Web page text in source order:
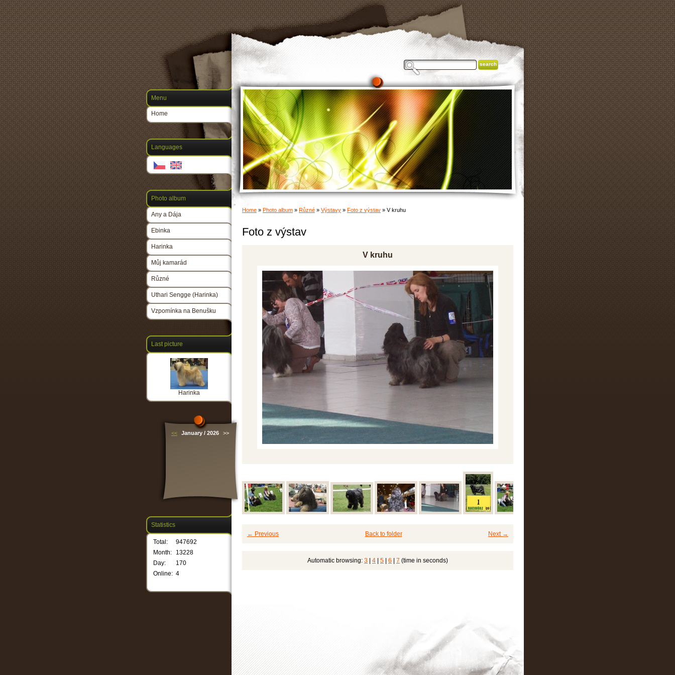
Home » Photo album » Různé » Výstavy » Foto z výstav » V kruhu
Foto z výstav
V kruhu
← Previous Next →
Back to folder
Automatic browsing: 3 4 5 6 7 (time in seconds)
Menu
Home
Languages
Photo album
Any a Dája
Ebinka
Harinka
Můj kamarád
Různé
Uthari Sengge (Harinka)
Vzpomínka na Benušku
Last picture
Harinka
<< January / 2026 >>
Statistics
Online: 4
Total:
947692
Month:
13228
Day:
170